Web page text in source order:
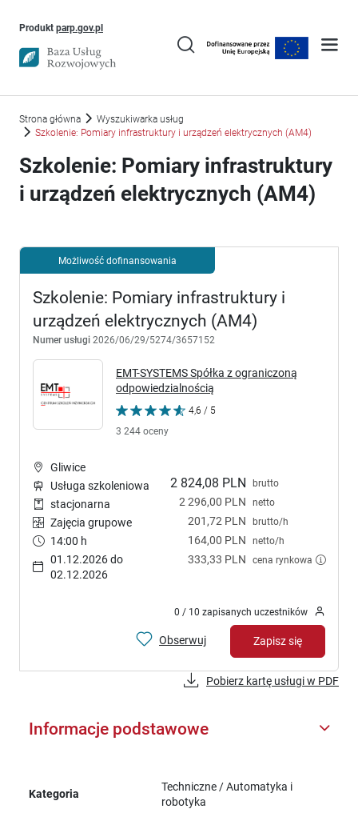
Produkt parp.gov.plUwaga, link otworzy się w nowym oknie
Strona główna
Wyszukiwarka usług
Szkolenie: Pomiary infrastruktury i urządzeń elektrycznych (AM4)
Szkolenie: Pomiary infrastruktury
i urządzeń elektrycznych (AM4)
Możliwość dofinansowania
Szkolenie: Pomiary infrastruktury i
urządzeń elektrycznych (AM4)
Numer usługi 2026/06/29/5274/3657152
EMT-SYSTEMS Spółka z ograniczoną
odpowiedzialnością
4,6 / 5
3 244 oceny
2 824,08 PLN brutto
2 296,00 PLN netto
201,72 PLN brutto/h
164,00 PLN netto/h
333,33 PLN cena rynkowa
Gliwice
Usługa szkoleniowa
stacjonarna
Zajęcia grupowe
14:00 h
01.12.2026 do
02.12.2026
0 / 10 zapisanych uczestników
Obserwuj Zapisz się
Pobierz kartę usługi w PDF
Informacje podstawowe
Kategoria
Techniczne / Automatyka i
robotyka